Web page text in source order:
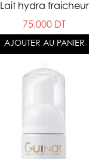
Lait hydra fraicheur
75.000 DT
AJOUTER AU PANIER